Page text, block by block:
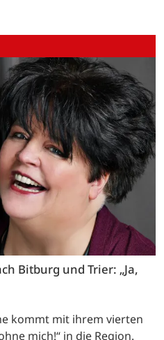
Bitburg und Trier: „Ja,
kommt mit ihrem vierten
mich!“ in die Region.